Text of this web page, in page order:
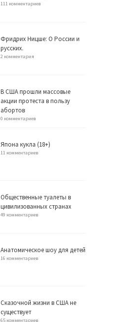
111 комментариев
Фридрих Ницше: О России и
русских.
2 комментария
В США прошли массовые
акции протеста в пользу
абортов
0 комментариев
Япона кукла (18+)
11 комментариев
Общественные туалеты в
цивилизованных странах
49 комментариев
Анатомическое шоу для детей
16 комментариев
Сказочной жизни в США не
существует
65 комментариев